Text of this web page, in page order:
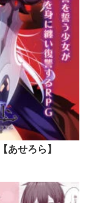
あせろら】